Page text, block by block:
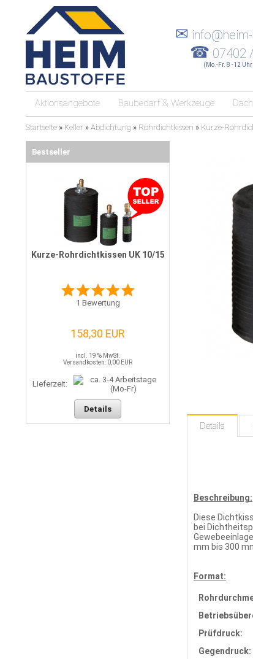
✉
☎ 07402
(Mo.-Fr. 8 -12
Aktionsangebote Baubedarf & Werkzeuge Dach
Startseite » Keller » Abdichtung » Rohrdichtkissen » Kurze-
Details
Beschreibung:
Diese
bei
mm bis 300
Format:
Prüfdruck:
Gegendruck:
Bestseller
Kurze-Rohrdichtkissen UK 10/15
1 Bewertung
158,30 EUR
incl. 19 % MwSt.
Versandkosten: 0,00 EUR
Lieferzeit:
Details